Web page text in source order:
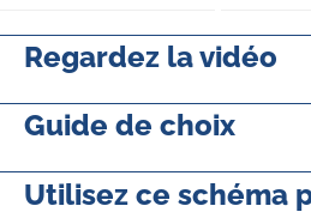
Regardez la vidéo
Guide de choix
Utilisez ce schéma